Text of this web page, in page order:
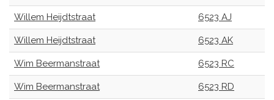
Willem Heijdtstraat 6523 AJ
Willem Heijdtstraat 6523 AK
Wim Beermanstraat 6523 RC
Wim Beermanstraat 6523 RD